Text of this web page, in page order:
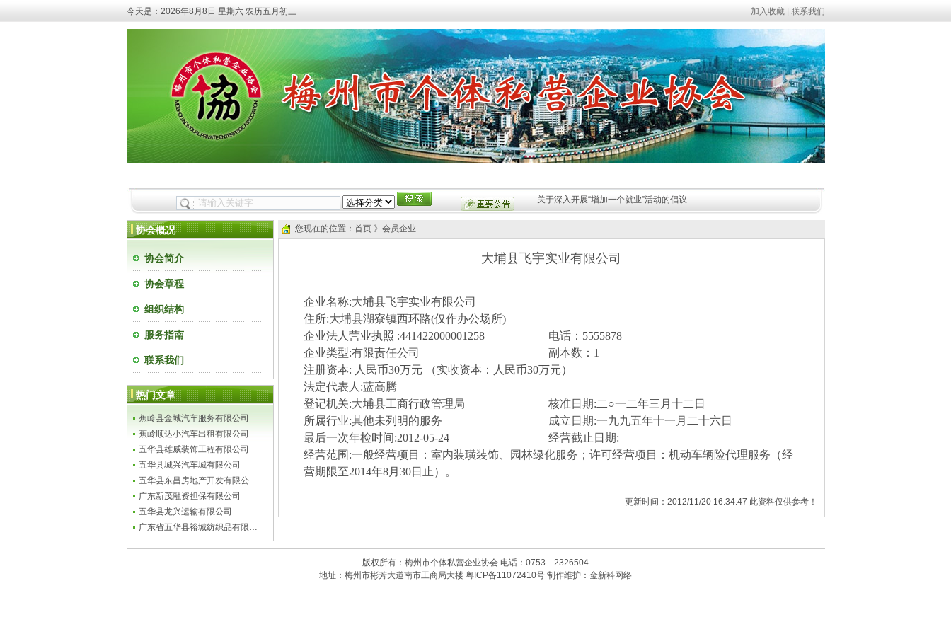
今天是： 2026年8月8日 星期六 农历五月初三 加入收藏| 联系我们
关于深入开展“增加一个就业”活动的倡议
协会概况
协会简介
协会章程
组织结构
服务指南
联系我们
热门文章
蕉岭县金城汽车服务有限公司
蕉岭顺达小汽车出租有限公司
五华县雄威装饰工程有限公司
五华县城兴汽车城有限公司
五华县东昌房地产开发有限公…
广东新茂融资担保有限公司
五华县龙兴运输有限公司
广东省五华县裕城纺织品有限…
您现在的位置：首页 》会员企业
大埔县飞宇实业有限公司
企业名称:大埔县飞宇实业有限公司
住所:大埔县湖寮镇西环路(仅作办公场所)
企业法人营业执照 :441422000001258 电话： 5555878
企业类型:有限责任公司 副本数： 1
注册资本: 人民币30万元 （实收资本：人民币30万元）
法定代表人 :蓝高腾
登记机关:大埔县工商行政管理局 核准日期:二○一二年三月十二日
所属行业:其他未列明的服务 成立日期:一九九五年十一月二十六日
最后一次年检时间:2012-05-24 经营截止日期:
经营范围 :一般经营项目：室内装璜装饰、园林绿化服务；许可经营项目：机动车辆险代理服务（经
营期限至2014年8月 30日止）。
更新时间：2012/11/20 16:34:47 此资料仅供参考！
版权所有：梅州市个体私营企业协会 电话：0753—2326504
地址：梅州市彬芳大道南市工商局大楼 粤ICP备11072410号 制作维护： 金新科网络